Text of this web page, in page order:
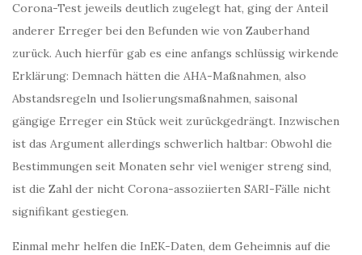
Corona-Test jeweils deutlich zugelegt hat, ging der Anteil
anderer Erreger bei den Befunden wie von Zauberhand
zurück. Auch hierfür gab es eine anfangs schlüssig wirkende
Erklärung: Demnach hätten die AHA-Maßnahmen, also
Abstandsregeln und Isolierungsmaßnahmen, saisonal
gängige Erreger ein Stück weit zurückgedrängt. Inzwischen
ist das Argument allerdings schwerlich haltbar: Obwohl die
Bestimmungen seit Monaten sehr viel weniger streng sind,
ist die Zahl der nicht Corona-assoziierten SARI-Fälle nicht
signifikant gestiegen.
Einmal mehr helfen die InEK-Daten, dem Geheimnis auf die